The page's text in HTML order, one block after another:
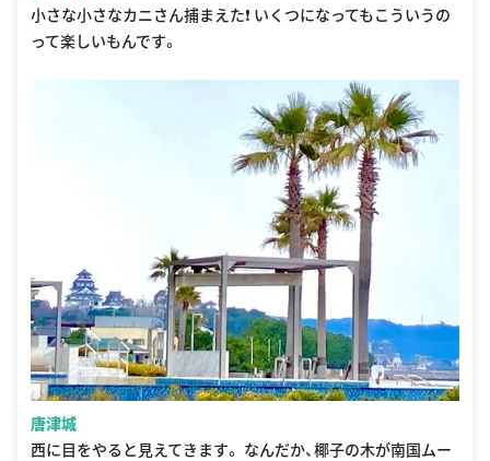
小さな小さなカニさん捕まえた❗️ いくつになってもこういうの
って楽しいもんです。
唐津城
西に目をやると見えてきます。 なんだか、椰子の木が南国ムー